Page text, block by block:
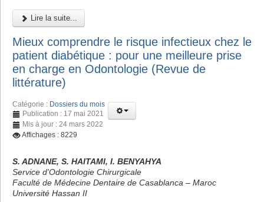
Lire la suite...
Mieux comprendre le risque infectieux chez le
patient diabétique : pour une meilleure prise
en charge en Odontologie (Revue de
littérature)
Catégorie : Dossiers du mois
Publication : 17 mai 2021
Mis à jour : 24 mars 2022
Affichages : 8229
S. ADNANE, S. HAITAMI, I. BENYAHYA
Service d'Odontologie Chirurgicale
Faculté de Médecine Dentaire de Casablanca – Maroc
Université Hassan II